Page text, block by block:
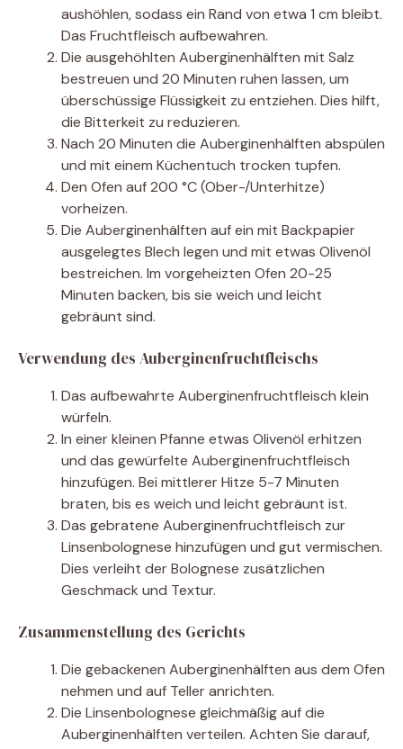
aushöhlen, sodass ein Rand von etwa 1 cm bleibt.
Das Fruchtfleisch aufbewahren.
Die ausgehöhlten Auberginenhälften mit Salz
bestreuen und 20 Minuten ruhen lassen, um
überschüssige Flüssigkeit zu entziehen. Dies hilft,
die Bitterkeit zu reduzieren.
Nach 20 Minuten die Auberginenhälften abspülen
und mit einem Küchentuch trocken tupfen.
Den Ofen auf 200 °C (Ober-/Unterhitze)
vorheizen.
Die Auberginenhälften auf ein mit Backpapier
ausgelegtes Blech legen und mit etwas Olivenöl
bestreichen. Im vorgeheizten Ofen 20-25
Minuten backen, bis sie weich und leicht
gebräunt sind.
Verwendung des Auberginenfruchtfleischs
Das aufbewahrte Auberginenfruchtfleisch klein
würfeln.
In einer kleinen Pfanne etwas Olivenöl erhitzen
und das gewürfelte Auberginenfruchtfleisch
hinzufügen. Bei mittlerer Hitze 5-7 Minuten
braten, bis es weich und leicht gebräunt ist.
Das gebratene Auberginenfruchtfleisch zur
Linsenbolognese hinzufügen und gut vermischen.
Dies verleiht der Bolognese zusätzlichen
Geschmack und Textur.
Zusammenstellung des Gerichts
Die gebackenen Auberginenhälften aus dem Ofen
nehmen und auf Teller anrichten.
Die Linsenbolognese gleichmäßig auf die
Auberginenhälften verteilen. Achten Sie darauf,